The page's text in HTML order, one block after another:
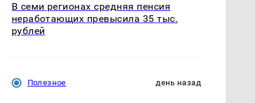
В семи регионах средняя пенсия
неработающих превысила 35 тыс.
рублей
Полезное день назад